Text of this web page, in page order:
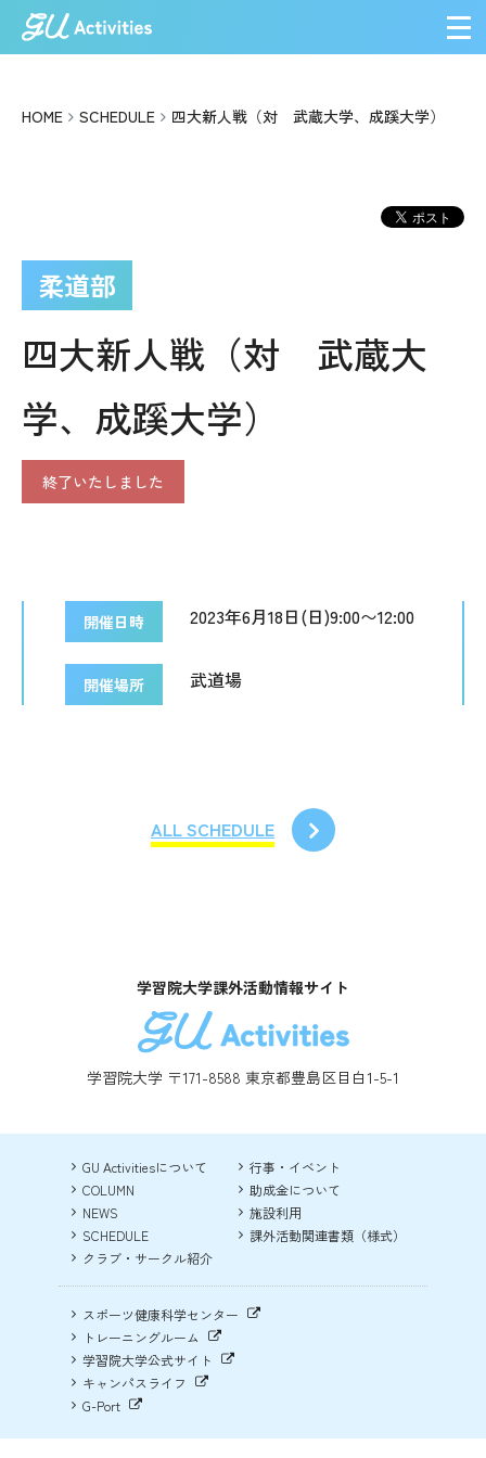
メ
HOME SCHEDULE 四大新人戦（対 武蔵大学、成蹊大学）
柔道部
四大新人戦（対 武蔵大
学、成蹊大学）
終了いたしました
開催日時 2023年6月18日(日)9:00〜12:00
開催場所 武道場
ALL SCHEDULE
学習院大学課外活動情報サイト
学習院大学 〒171-8588 東京都豊島区目白1-5-1
GU Activitiesについて
COLUMN
NEWS
SCHEDULE
クラブ・サークル紹介
行事・イベント
助成金について
施設利用
課外活動関連書類（様式）
スポーツ健康科学センター
トレーニングルーム
学習院大学公式サイト
キャンパスライフ
G-Port